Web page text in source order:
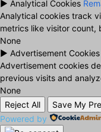
► Analytical Cookies
Analytical cookies track
metrics like visitor count,
None
► Advertisement Cookies
Advertisement cookies
previous visits and
None
Reject All
Save My
Powered by